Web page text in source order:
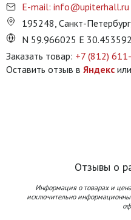
E-mail: info@upiterhall.ru
195248, Санкт-
N 59.966025 E 30.453592
Заказать товар: +7 (812)
Оставить отзыв в Яндекс или
Отзывы о
Информация о товарах и
исключительно